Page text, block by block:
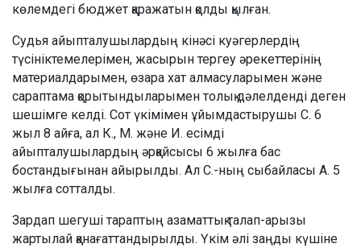
көлемдегі бюджет қаражатын қолды қылған.
Судья айыпталушылардың кінәсі куәгерлердің
түсініктемелерімен, жасырын тергеу әрекеттерінің
материалдарымен, өзара хат алмасуларымен және
сараптама қорытындыларымен толық дәлелденді деген
шешімге келді. Сот үкімімен ұйымдастырушы С. 6
жыл 8 айға, ал К., М. және И. есімді
айыпталушылардың әрқайсысы 6 жылға бас
бостандығынан айырылды. Ал С.-ның сыбайласы А. 5
жылға сотталды.
Зардап шегуші тараптың азаматтық талап-арызы
жартылай қанағаттандырылды. Үкім әлі заңды күшіне